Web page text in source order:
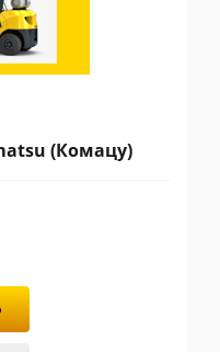
(Комацу)